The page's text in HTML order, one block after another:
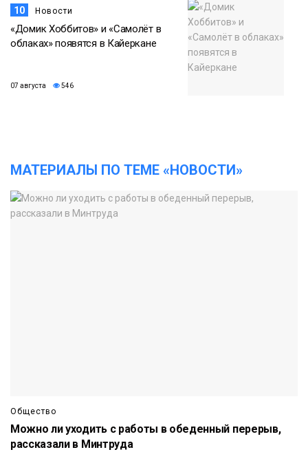
10 Новости
«Домик Хоббитов» и «Самолёт в
облаках» появятся в Кайеркане
07 августа 546
МАТЕРИАЛЫ ПО ТЕМЕ «НОВОСТИ»
Общество
Можно ли уходить с работы в обеденный перерыв,
рассказали в Минтруда